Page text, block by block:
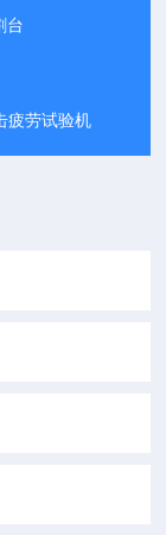
台
疲劳试验机